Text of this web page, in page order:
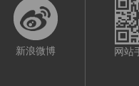
新浪微博 网站